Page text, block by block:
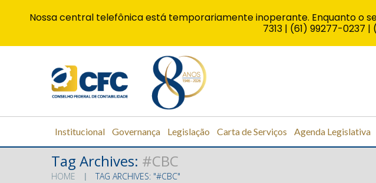
Institucional Governança Legislação Carta de Serviços Agenda Legislativa
Tag Archives: #CBC
HOME TAG ARCHIVES: "#CBC"
Nossa central telefônica está temporariamente inoperante. Enquanto o
7313 | (61) 99277-0237